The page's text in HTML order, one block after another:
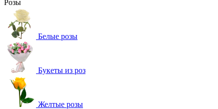
Розы
Белые розы
Букеты из роз
Желтые розы